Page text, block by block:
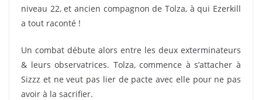
niveau 22, et ancien compagnon de Tolza, à qui Ezerkill
a tout raconté !
Un combat débute alors entre les deux exterminateurs
& leurs observatrices. Tolza, commence à s’attacher à
Sizzz et ne veut pas lier de pacte avec elle pour ne pas
avoir à la sacrifier.